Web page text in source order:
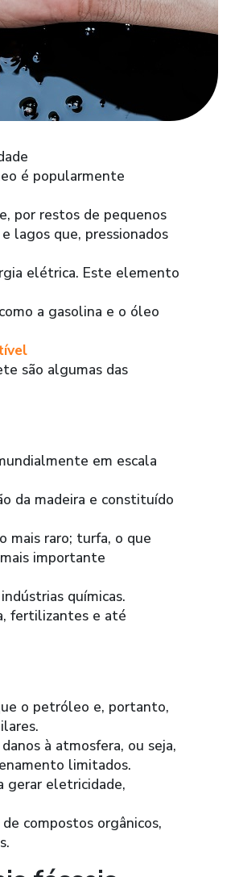
é popularmente
por restos de pequenos
lagos que, pressionados
elétrica. Este elemento
a gasolina e o óleo
são algumas das
em escala
da madeira e constituído
mais raro; turfa, o que
importante
químicas.
fertilizantes e até
o petróleo e, portanto,
à atmosfera, ou seja,
limitados.
gerar eletricidade,
compostos orgânicos,